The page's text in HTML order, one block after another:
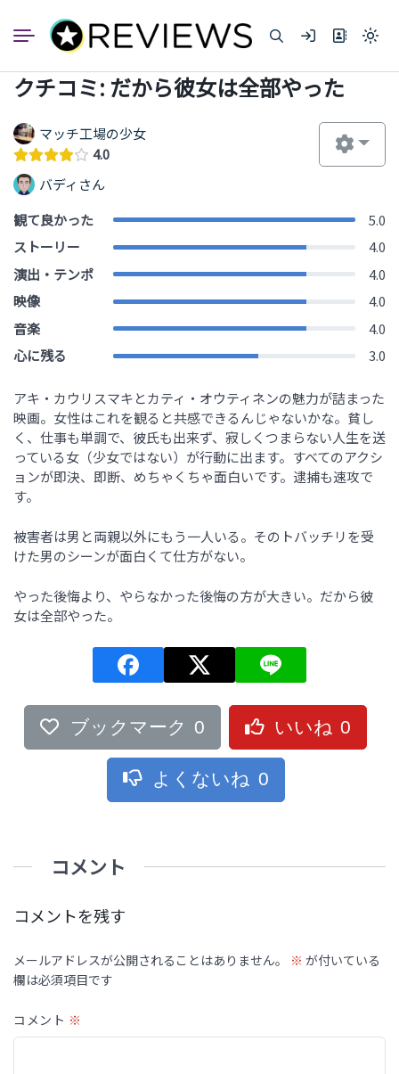
ン
Light
dark)
クチコミ: だから彼女は全部やった
マッチ工場の少女
4.0
バディさん
観て良かった
5.0
ストーリー
4.0
演出・テンポ
4.0
映像
4.0
音楽
4.0
心に残る
3.0
アキ・カウリスマキとカティ・オウティネンの魅力が詰まった
映画。女性はこれを観ると共感できるんじゃないかな。貧し
く、仕事も単調で、彼氏も出来ず、寂しくつまらない人生を送
っている女（少女ではない）が行動に出ます。すべてのアクシ
ョンが即決、即断、めちゃくちゃ面白いです。逮捕も速攻で
す。
被害者は男と両親以外にもう一人いる。そのトバッチリを受
けた男のシーンが面白くて仕方がない。
やった後悔より、やらなかった後悔の方が大きい。だから彼
女は全部やった。
ブックマーク 0 いいね 0
よくないね 0
コメント
コメントを残す
メールアドレスが公開されることはありません。 ※ が付いている
欄は必須項目です
コメント ※